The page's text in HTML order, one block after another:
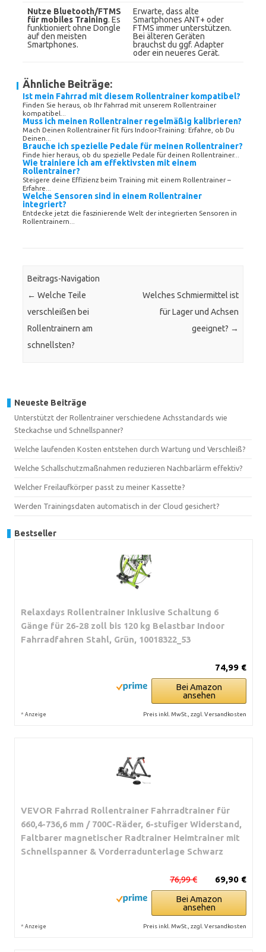
Nutze Bluetooth/FTMS
für mobiles Training. Es
funktioniert ohne Dongle
auf den meisten
Smartphones.
Erwarte, dass alte
Smartphones ANT+ oder
FTMS immer unterstützen.
Bei älteren Geräten
brauchst du ggf. Adapter
oder ein neueres Gerät.
Ähnliche Beiträge:
Ist mein Fahrrad mit diesem Rollentrainer kompatibel?
Finden Sie heraus, ob Ihr Fahrrad mit unserem Rollentrainer
kompatibel...
Muss ich meinen Rollentrainer regelmäßig kalibrieren?
Mach Deinen Rollentrainer fit fürs Indoor-Training: Erfahre, ob Du
Deinen...
Brauche ich spezielle Pedale für meinen Rollentrainer?
Finde hier heraus, ob du spezielle Pedale für deinen Rollentrainer...
Wie trainiere ich am effektivsten mit einem
Rollentrainer?
Steigere deine Effizienz beim Training mit einem Rollentrainer –
Erfahre...
Welche Sensoren sind in einem Rollentrainer
integriert?
Entdecke jetzt die faszinierende Welt der integrierten Sensoren in
Rollentrainern...
Beitrags-Navigation
← Welche Teile
verschleißen bei
Rollentrainern am
schnellsten?
Welches Schmiermittel ist
für Lager und Achsen
geeignet? →
Neueste Beiträge
Unterstützt der Rollentrainer verschiedene Achsstandards wie
Steckachse und Schnellspanner?
Welche laufenden Kosten entstehen durch Wartung und Verschleiß?
Welche Schallschutzmaßnahmen reduzieren Nachbarlärm effektiv?
Welcher Freilaufkörper passt zu meiner Kassette?
Werden Trainingsdaten automatisch in der Cloud gesichert?
Bestseller
Relaxdays Rollentrainer Inklusive Schaltung 6
Gänge für 26-28 zoll bis 120 kg Belastbar Indoor
Fahrradfahren Stahl, Grün, 10018322_53
74,99 €
Bei Amazon
ansehen
* Anzeige Preis inkl. MwSt., zzgl. Versandkosten
VEVOR Fahrrad Rollentrainer Fahrradtrainer für
660,4-736,6 mm / 700C-Räder, 6-stufiger Widerstand,
Faltbarer magnetischer Radtrainer Heimtrainer mit
Schnellspanner & Vorderradunterlage Schwarz
69,90 €
76,99 €
Bei Amazon
ansehen
* Anzeige Preis inkl. MwSt., zzgl. Versandkosten